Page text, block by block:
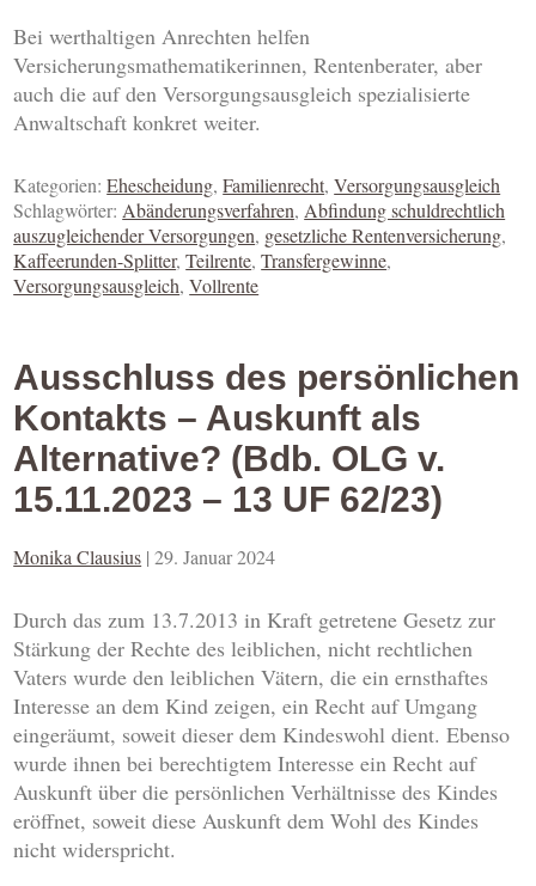
Bei werthaltigen Anrechten helfen
Versicherungsmathematikerinnen, Rentenberater, aber
auch die auf den Versorgungsausgleich spezialisierte
Anwaltschaft konkret weiter.
Kategorien:Ehescheidung,Familienrecht,Versorgungsausgleich
Schlagwörter:Abänderungsverfahren,Abfindung schuldrechtlich
auszugleichender Versorgungen, gesetzliche Rentenversicherung,
Kaffeerunden-Splitter,Teilrente,Transfergewinne,
Versorgungsausgleich,Vollrente
Ausschluss des persönlichen
Kontakts – Auskunft als
Alternative? (Bdb. OLG v.
15.11.2023 – 13 UF 62/23)
Monika Clausius |29. Januar 2024
Durch das zum 13.7.2013 in Kraft getretene Gesetz zur
Stärkung der Rechte des leiblichen, nicht rechtlichen
Vaters wurde den leiblichen Vätern, die ein ernsthaftes
Interesse an dem Kind zeigen, ein Recht auf Umgang
eingeräumt, soweit dieser dem Kindeswohl dient. Ebenso
wurde ihnen bei berechtigtem Interesse ein Recht auf
Auskunft über die persönlichen Verhältnisse des Kindes
eröffnet, soweit diese Auskunft dem Wohl des Kindes
nicht widerspricht.